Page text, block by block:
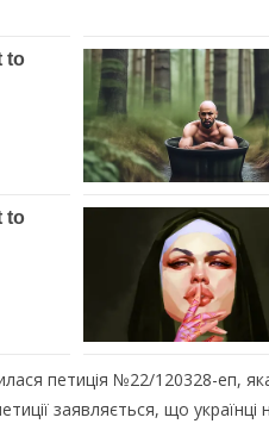
петиція №22/120328-еп,
заявляється, що